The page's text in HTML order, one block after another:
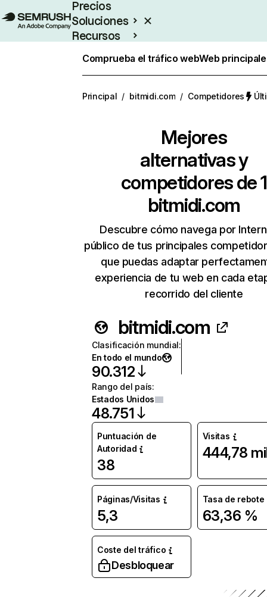
Precios
Soluciones
Recursos
Comprueba el tráfico webWeb
Principal / bitmidi.com / Competidores
Mejores
alternativas y
competidores de 1
bitmidi.com
Descubre cómo navega por
público de tus principales
que puedas adaptar
experiencia de tu web en cada
recorrido del cliente
bitmidi.com
Clasificación mundial:
En todo el mundo
90.312
Rango del país:
Estados Unidos
48.751
Puntuación de
Autoridad
38
Visitas
444,78
Páginas/Visitas
5,3
Tasa de rebote
63,36 %
Coste del tráfico
Desbloquear